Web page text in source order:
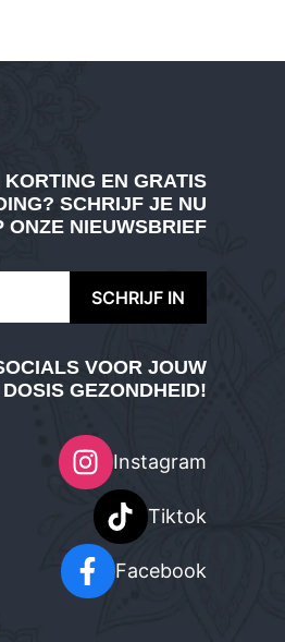
KORTING EN GRATIS
? SCHRIJF JE NU
ONZE NIEUWSBRIEF
VOOR JOUW
GEZONDHEID!
Instagram
Tiktok
Facebook